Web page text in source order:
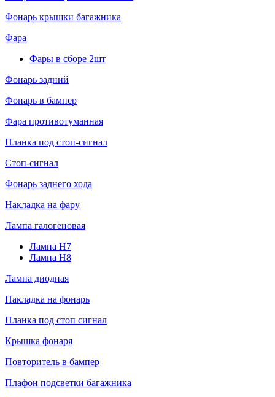
Фонарь крышки багажника
Фара
Фары в сборе 2шт
Фонарь задний
Фонарь в бампер
Фара противотуманная
Планка под стоп-сигнал
Стоп-сигнал
Фонарь заднего хода
Накладка на фару
Лампа галогеновая
Лампа H7
Лампа H8
Лампа диодная
Накладка на фонарь
Планка под стоп сигнал
Крышка фонаря
Повторитель в бампер
Плафон подсветки багажника